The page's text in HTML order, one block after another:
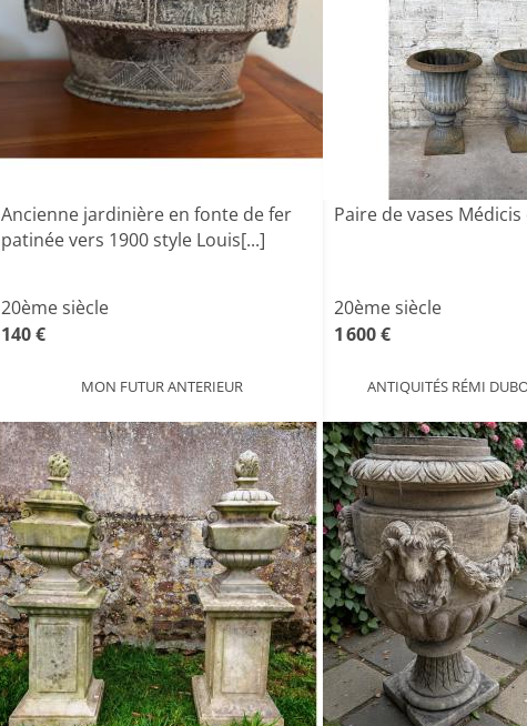
Ancienne jardinière en fonte de fer
patinée vers 1900 style Louis[...]
20ème siècle
140 €
MON FUTUR ANTERIEUR
Paire de vases
20ème siècle
1 600 €
ANTIQUITÉS RÉMI